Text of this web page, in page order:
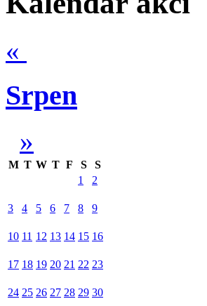
«
Srpen
»
M T W T F S
S
1
2
3 4 5 6 7 8 9
10 11 12 13 14 15 16
17 18 19 20 21 22 23
24 25 26 27 28 29 30